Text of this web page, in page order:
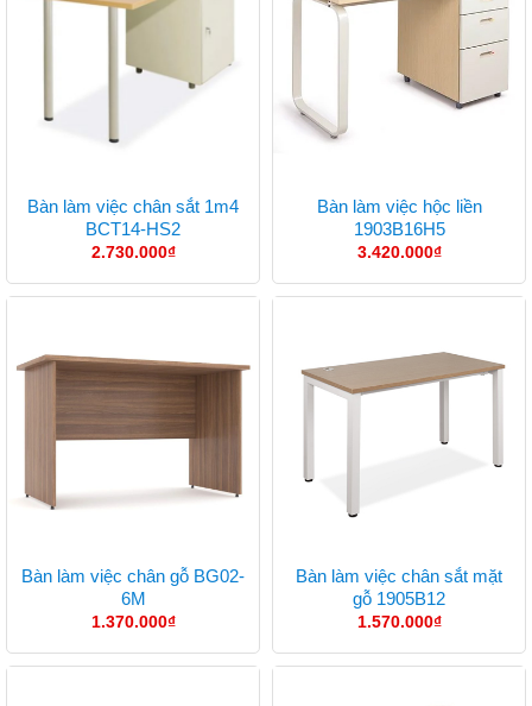
Bàn làm việc chân sắt 1m4
BCT14-HS2
2.730.000₫
Bàn làm việc hộc liền
1903B16H5
3.420.000₫
Bàn làm việc chân gỗ BG02-
6M
1.370.000₫
Bàn làm việc chân sắt mặt
gỗ 1905B12
1.570.000₫